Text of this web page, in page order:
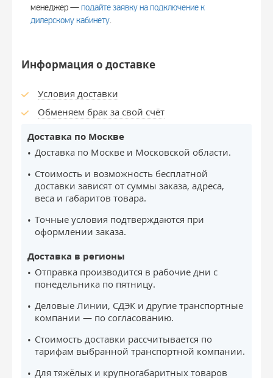
менеджер —подайте заявку на подключение к
дилерскому кабинету.
Информация о доставке
Условия доставки
Обменяем брак за свой счёт
Доставка по Москве
Доставка по Москве и Московской области.
Стоимость и возможность бесплатной
доставки зависят от суммы заказа, адреса,
веса и габаритов товара.
Точные условия подтверждаются при
оформлении заказа.
Доставка в регионы
Отправка производится в рабочие дни с
понедельника по пятницу.
Деловые Линии, СДЭК и другие транспортные
компании — по согласованию.
Стоимость доставки рассчитывается по
тарифам выбранной транспортной компании.
Для тяжёлых и крупногабаритных товаров